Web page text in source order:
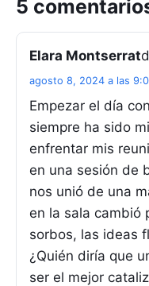
5
Elara Montserrat
agosto 8, 2024 a las
Empezar el día
siempre ha sido
enfrentar mis
en una sesión de
nos unió de una
en la sala cambió
sorbos, las ideas
¿Quién diría que
ser el mejor